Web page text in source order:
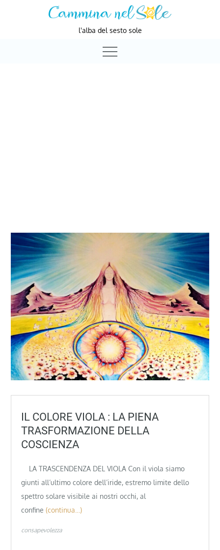
l'alba del sesto sole
IL COLORE VIOLA : LA PIENA
TRASFORMAZIONE DELLA
COSCIENZA
LA TRASCENDENZA DEL VIOLA Con il viola siamo
giunti all’ultimo colore dell’iride, estremo limite dello
spettro solare visibile ai nostri occhi, al
confine (continua…)
consapevolezza